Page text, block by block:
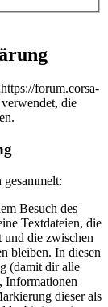
forum.corsa-
die
Besuch des
Textdateien, die
und die zwischen
bleiben. In diesen
(damit dir alle
Informationen
dieser als